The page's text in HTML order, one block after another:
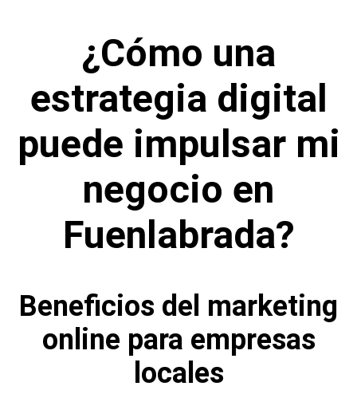
¿Cómo una
estrategia digital
puede impulsar mi
negocio en
Fuenlabrada?
Beneficios del marketing
online para empresas
locales